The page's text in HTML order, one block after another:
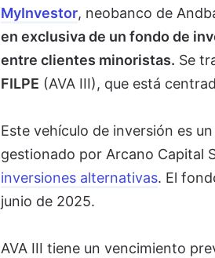
MyInvestor, neobanco de
en exclusiva de un fondo de
entre clientes minoristas. Se
FILPE (AVA III), que está
Este vehículo de inversión es
gestionado por Arcano Capital
inversiones alternativas. El
junio de 2025.
AVA III tiene un vencimiento